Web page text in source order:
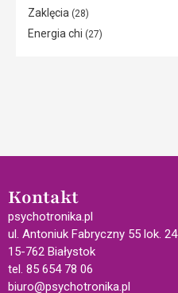
Zaklęcia (28)
Energia chi (27)
Kontakt
psychotronika.pl
ul. Antoniuk Fabryczny 55 lok. 24
15-762 Białystok
tel. 85 654 78 06
biuro@psychotronika.pl